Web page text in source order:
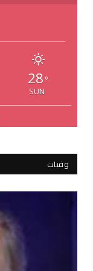
28 °
SUN
وفيات